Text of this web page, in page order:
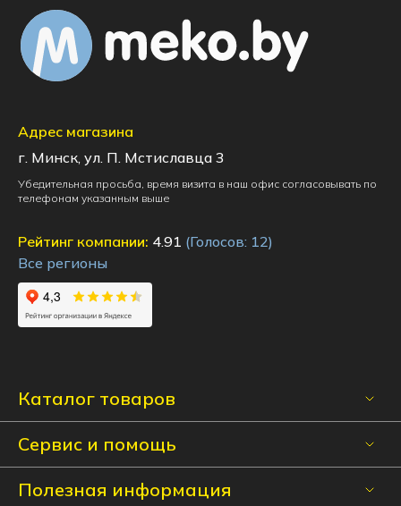
Каталог товаров
Сервис и помощь
Полезная информация
Адрес магазина
г. Минск, ул. П. Мстиславца 3
Убедительная просьба, время визита в наш офис согласовывать по
телефонам указанным выше
Рейтинг компании: 4.91 (Голосов: 12)
Все регионы